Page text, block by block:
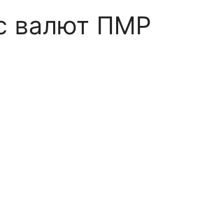
валют ПМР